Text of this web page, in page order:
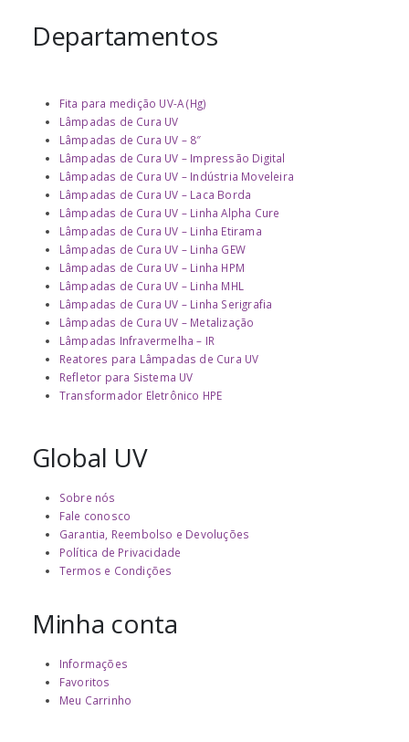
Departamentos
Fita para medição UV-A (Hg)
Lâmpadas de Cura UV
Lâmpadas de Cura UV – 8″
Lâmpadas de Cura UV – Impressão Digital
Lâmpadas de Cura UV – Indústria Moveleira
Lâmpadas de Cura UV – Laca Borda
Lâmpadas de Cura UV – Linha Alpha Cure
Lâmpadas de Cura UV – Linha Etirama
Lâmpadas de Cura UV – Linha GEW
Lâmpadas de Cura UV – Linha HPM
Lâmpadas de Cura UV – Linha MHL
Lâmpadas de Cura UV – Linha Serigrafia
Lâmpadas de Cura UV – Metalização
Lâmpadas Infravermelha – IR
Reatores para Lâmpadas de Cura UV
Refletor para Sistema UV
Transformador Eletrônico HPE
Global UV
Sobre nós
Fale conosco
Garantia, Reembolso e Devoluções
Política de Privacidade
Termos e Condições
Minha conta
Informações
Favoritos
Meu Carrinho